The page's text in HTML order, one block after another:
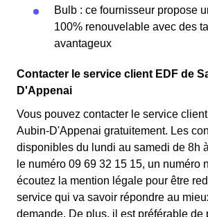
Bulb : ce fournisseur propose
100% renouvelable avec des
avantageux
Contacter le service client EDF de
D'Appenai
Vous pouvez contacter le service
Aubin-D'Appenai gratuitement. Les
disponibles du lundi au samedi de 8h
le numéro 09 69 32 15 15, un numéro
écoutez la mention légale pour être
service qui va savoir répondre au
demande. De plus, il est préférable de